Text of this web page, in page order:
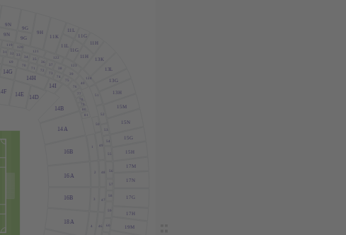
14B
14 A
16B
16A
16B
18A
14F 14E 14D
14I
14H
14G
13K
L
13G
13H
15M
15N
15G
15H
17M
17N
17G
17H
19M
119
120
34 35
36
37
38
69
70
71
72
74
121
122
123
39
1
2
3
4 46
47
48
49
51
53
54
56
59
60
124
40
76
79
80
81
9N
9G
11 L
1 1G
1 1H
9H
1 1K
9N
9G
1 1 L
1G